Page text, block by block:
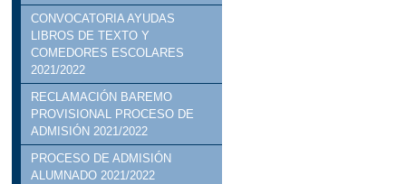
CONVOCATORIA AYUDAS
LIBROS DE TEXTO Y
COMEDORES ESCOLARES
2021/2022
RECLAMACIÓN BAREMO
PROVISIONAL PROCESO DE
ADMISIÓN 2021/2022
PROCESO DE ADMISIÓN
ALUMNADO 2021/2022